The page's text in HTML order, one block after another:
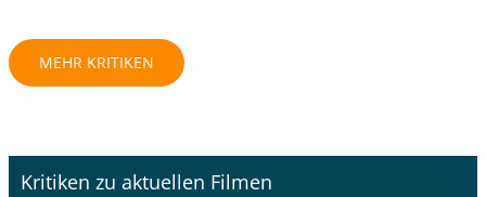
MEHR KRITIKEN
Kritiken zu aktuellen Filmen